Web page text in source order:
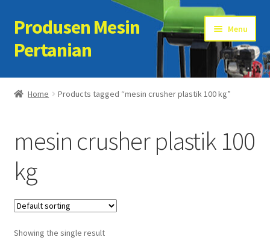
Skip
to
navigation
Skip
to
content
Produsen Mesin
Pertanian
Menu
Home
Cart
Checkout
Kontak Kami
My account
Home Products tagged “mesin crusher plastik 100 kg”
mesin crusher plastik 100
kg
Showing the single result